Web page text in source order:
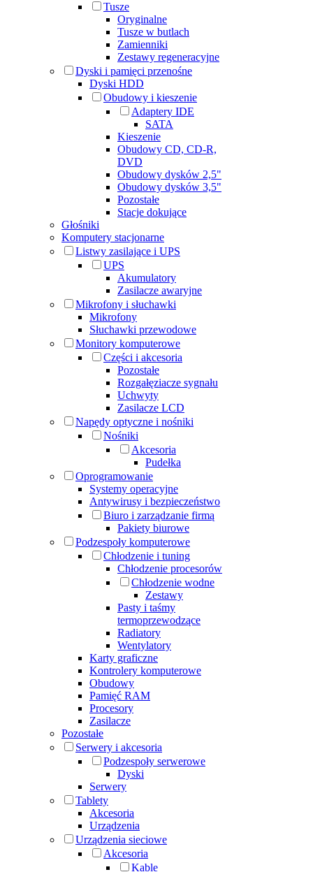
Tusze
Oryginalne
Tusze w butlach
Zamienniki
Zestawy regeneracyjne
Dyski i pamięci przenośne
Dyski HDD
Obudowy i kieszenie
Adaptery IDE
SATA
Kieszenie
Obudowy CD, CD-R,
DVD
Obudowy dysków 2,5"
Obudowy dysków 3,5"
Pozostałe
Stacje dokujące
Głośniki
Komputery stacjonarne
Listwy zasilające i UPS
UPS
Akumulatory
Zasilacze awaryjne
Mikrofony i słuchawki
Mikrofony
Słuchawki przewodowe
Monitory komputerowe
Części i akcesoria
Pozostałe
Rozgałęziacze sygnału
Uchwyty
Zasilacze LCD
Napędy optyczne i nośniki
Nośniki
Akcesoria
Pudełka
Oprogramowanie
Systemy operacyjne
Antywirusy i bezpieczeństwo
Biuro i zarządzanie firmą
Pakiety biurowe
Podzespoły komputerowe
Chłodzenie i tuning
Chłodzenie procesorów
Chłodzenie wodne
Zestawy
Pasty i taśmy
termoprzewodzące
Radiatory
Wentylatory
Karty graficzne
Kontrolery komputerowe
Obudowy
Pamięć RAM
Procesory
Zasilacze
Pozostałe
Serwery i akcesoria
Podzespoły serwerowe
Dyski
Serwery
Tablety
Akcesoria
Urządzenia
Urządzenia sieciowe
Akcesoria
Kable